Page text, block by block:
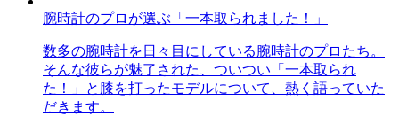
腕時計のプロが選ぶ「一本取られました！」
数多の腕時計を日々目にしている腕時計のプロたち。
そんな彼らが魅了された、ついつい「一本取られ
た！」と膝を打ったモデルについて、熱く語っていた
だきます。